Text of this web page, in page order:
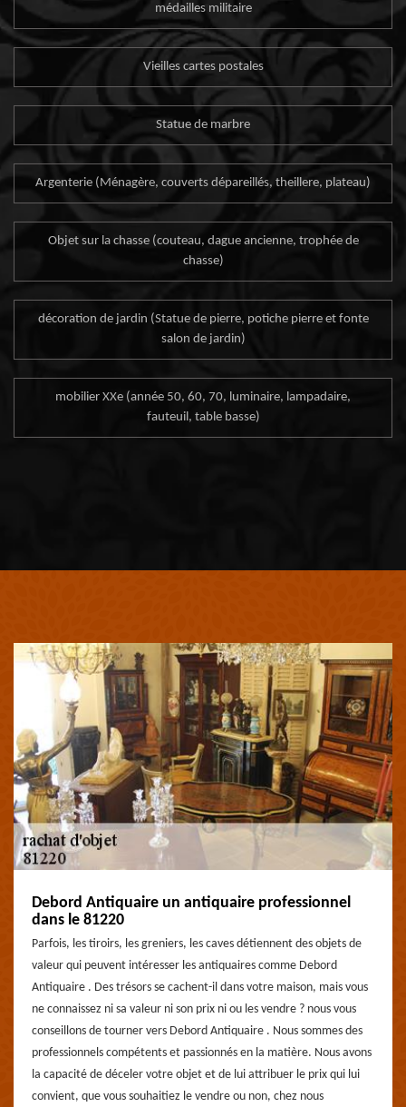
médailles militaire
Vieilles cartes postales
Statue de marbre
Argenterie (Ménagère, couverts dépareillés, theillere, plateau)
Objet sur la chasse (couteau, dague ancienne, trophée de
chasse)
décoration de jardin (Statue de pierre, potiche pierre et fonte
salon de jardin)
mobilier XXe (année 50, 60, 70, luminaire, lampadaire,
fauteuil, table basse)
Debord Antiquaire un antiquaire professionnel
dans le 81220
Parfois, les tiroirs, les greniers, les caves détiennent des objets de
valeur qui peuvent intéresser les antiquaires comme Debord
Antiquaire . Des trésors se cachent-il dans votre maison, mais vous
ne connaissez ni sa valeur ni son prix ni ou les vendre ? nous vous
conseillons de tourner vers Debord Antiquaire . Nous sommes des
professionnels compétents et passionnés en la matière. Nous avons
la capacité de déceler votre objet et de lui attribuer le prix qui lui
convient, que vous souhaitiez le vendre ou non, chez nous